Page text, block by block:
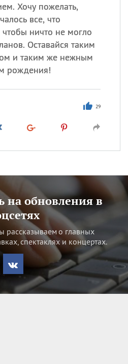
Хочу пожелать,
все, что
ничто не могло
Оставайся таким
и таким же нежным
рождения!
29
на обновления в
о главных
спектаклях и концертах.